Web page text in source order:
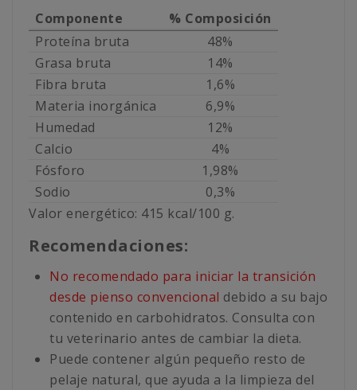
Componente
% Composición
Proteína bruta
48%
Grasa bruta
14%
Fibra bruta
1,6%
Materia inorgánica
6,9%
Humedad
12%
Calcio
4%
Fósforo
1,98%
Sodio
0,3%
Valor energético: 415 kcal/100 g.
Recomendaciones:
No recomendado para iniciar la transición
desde pienso convencional debido a su bajo
contenido en carbohidratos. Consulta con
tu veterinario antes de cambiar la dieta.
Puede contener algún pequeño resto de
pelaje natural, que ayuda a la limpieza del